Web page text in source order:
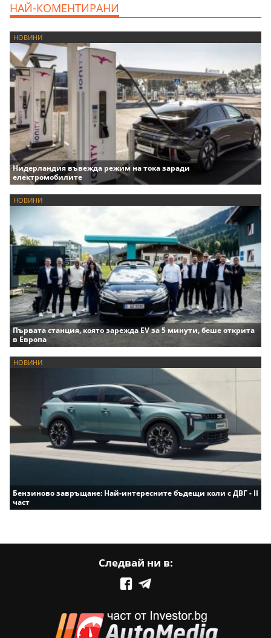
НАЙ-КОМЕНТИРАНИ
НОВИНИ
Нидерландия въвежда режим на тока заради
електромобилите
НОВИНИ
Първата станция, която зарежда EV за 5 минути, беше открита
в Европа
НОВИНИ
Бензиново завръщане: Най-интересните бъдещи коли с ДВГ - II
част
Следвай ни в: